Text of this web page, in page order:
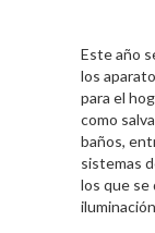
Este año
los
para el
como
baños,
sistemas
los que se